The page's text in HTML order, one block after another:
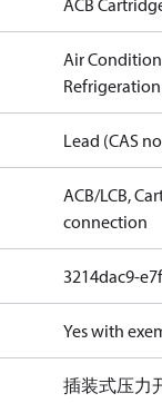
ACB
Air
Refrigeration
Lead (CAS
ACB/LCB,
connection
3214dac9-
Yes with
插装式压力